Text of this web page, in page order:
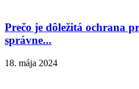
Prečo je dôležitá ochrana
správne...
18. mája 2024